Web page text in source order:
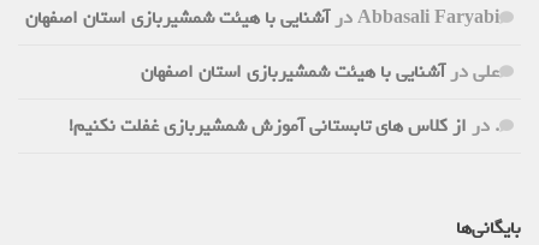
Abbasali Faryabiدرآشنایی با هیئت شمشیربازی استان اصفهان
علیدرآشنایی با هیئت شمشیربازی استان اصفهان
.دراز کلاس های تابستانی آموزش شمشیربازی غفلت نکنیم!
بایگانی‌ها